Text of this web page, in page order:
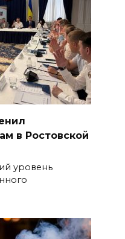
в Ростовской
уровень